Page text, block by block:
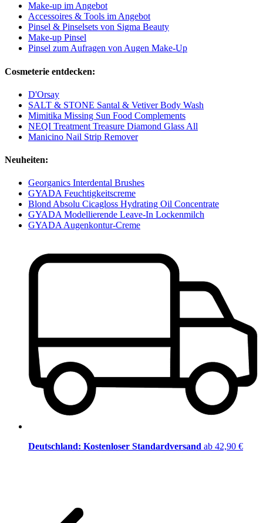
Make-up im Angebot
Accessoires & Tools im Angebot
Pinsel & Pinselsets von Sigma Beauty
Make-up Pinsel
Pinsel zum Aufragen von Augen Make-Up
Cosmeterie entdecken:
D'Orsay
SALT & STONE Santal & Vetiver Body Wash
Mimitika Missing Sun Food Complements
NEQI Treatment Treasure Diamond Glass All
Manicino Nail Strip Remover
Neuheiten:
Georganics Interdental Brushes
GYADA Feuchtigkeitscreme
Blond Absolu Cicagloss Hydrating Oil Concentrate
GYADA Modellierende Leave-In Lockenmilch
GYADA Augenkontur-Creme
Deutschland: Kostenloser Standardversand ab 42,90 €